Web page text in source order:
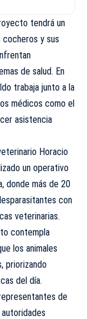
tendrá un
y sus
de salud. En
trabaja junto a la
médicos como el
asistencia
Horacio
un operativo
donde más de 20
con
veterinarias.
contempla
los animales
priorizando
del día.
de